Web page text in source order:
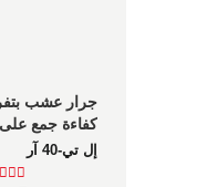
للمساكن الكبيرة
إل تي-40 آر